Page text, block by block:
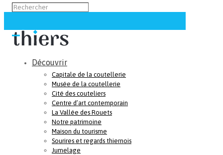
Découvrir
Capitale de la coutellerie
Musée de la coutellerie
Cité des couteliers
Centre d’art contemporain
La Vallée des Rouets
Notre patrimoine
Maison du tourisme
Sourires et regards thiernois
Jumelage